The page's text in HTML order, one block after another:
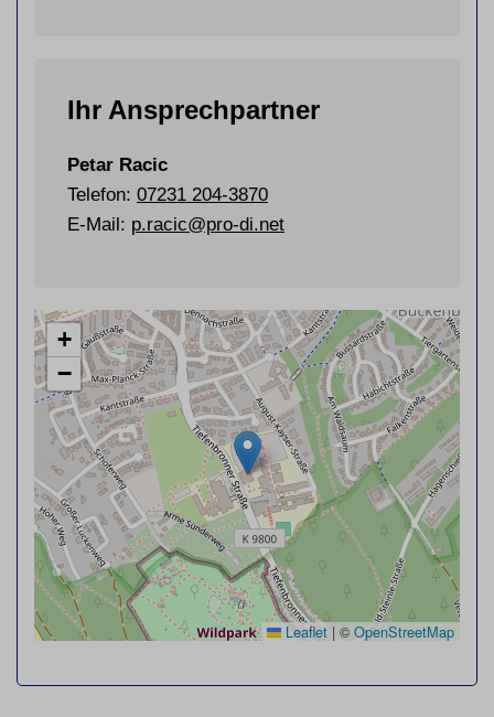
Ihr Ansprechpartner
Petar Racic
Telefon: 07231 204-3870
E-Mail: p.racic@pro-di.net
+
−
Leaflet | © OpenStreetMap